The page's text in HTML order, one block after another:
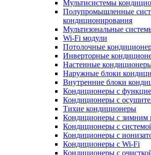
Мультисистемы
Полупромышленные
кондиционирования
Мультизональные
Wi-Fi модули
Потолочные
Инверторные
Настенные
Наружные блоки
Внутренние блоки
Кондиционеры с
Кондиционеры с
Тихие кондиционеры
Кондиционеры с зимним
Кондиционеры с
Кондиционеры с
Кондиционеры с Wi-Fi
Кондиционеры с